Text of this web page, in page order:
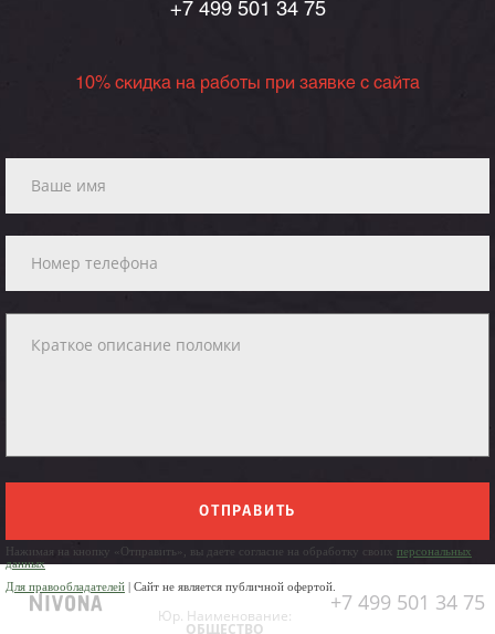
+7 499 501 34 75
10% скидка на работы при заявке с сайта
ОТПРАВИТЬ
Нажимая на кнопку «Отправить», вы даете согласие на обработку своих персональных
данных
Для правообладателей | Сайт не является публичной офертой.
+7 499 501 34 75
Юр. Наименование:
ОБЩЕСТВО